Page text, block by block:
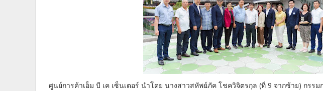
ศูนย์การค้าเอ็ม บี เค เซ็นเตอร์ นำโดย นางสาวสหัพย์ภัค โชควิจิตรกุล (ที่ 9 จากซ้าย) กรรม